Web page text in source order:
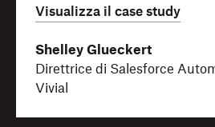
Visualizza il case study
Shelley Glueckert
Direttrice di Salesforce
Vivial